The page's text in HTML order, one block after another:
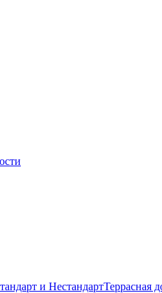
и НестандартТеррасная